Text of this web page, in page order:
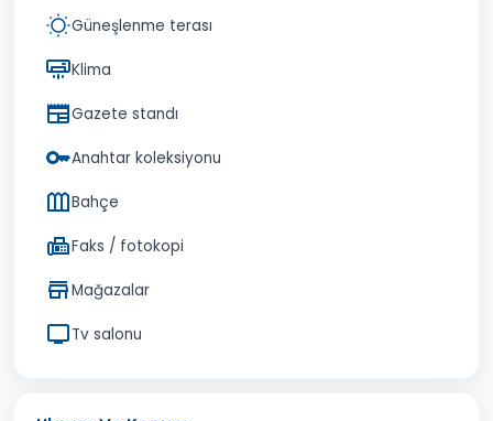
Güneşlenme terası
Klima
Gazete standı
Anahtar koleksiyonu
Bahçe
Faks / fotokopi
Mağazalar
Tv salonu